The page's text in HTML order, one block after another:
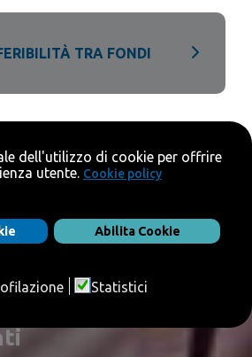
TRA FONDI
VERI